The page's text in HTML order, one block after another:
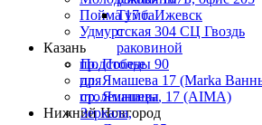
Тумба
с
раковиной
Подстолье
для
столешницы
Зеркала,
Пойма 17 г. Ижевск
Удмуртская 304 СЦ Гвоздь
Казань
пр. Победы 90
пр. Ямашева 17 (Marka
пр. Ямашева, 17 (AIMA)
Нижний Новгород